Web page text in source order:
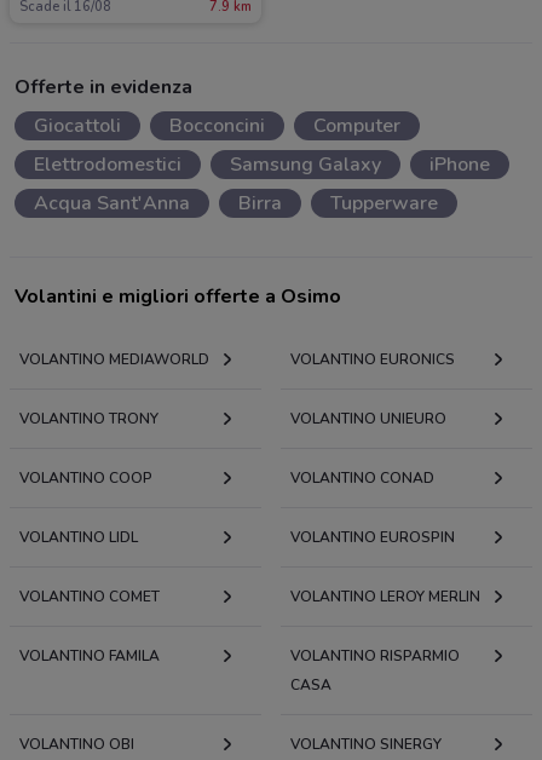
Scade il 16/08 7.9 km
Offerte in evidenza
Giocattoli
Bocconcini
Computer
Elettrodomestici
Samsung Galaxy
iPhone
Acqua Sant'Anna
Birra Tupperware
Volantini e migliori offerte a Osimo
VOLANTINO MEDIAWORLD VOLANTINO EURONICS
VOLANTINO TRONY VOLANTINO UNIEURO
VOLANTINO COOP VOLANTINO CONAD
VOLANTINO LIDL VOLANTINO EUROSPIN
VOLANTINO COMET VOLANTINO LEROY MERLIN
VOLANTINO FAMILA
VOLANTINO RISPARMIO
CASA
VOLANTINO OBI VOLANTINO SINERGY